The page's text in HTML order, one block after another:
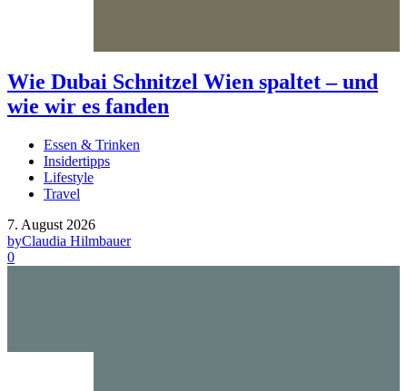
Wie Dubai Schnitzel Wien spaltet – und
wie wir es fanden
Essen & Trinken
Insidertipps
Lifestyle
Travel
7. August 2026
byClaudia Hilmbauer
0